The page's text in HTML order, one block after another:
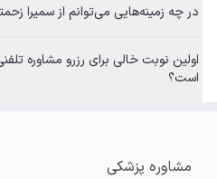
در چه زمینه‌هایی می‌توانم از سمیرا
اولین نوبت خالی برای رزرو مشاوره
است؟
مشاوره پزشکی